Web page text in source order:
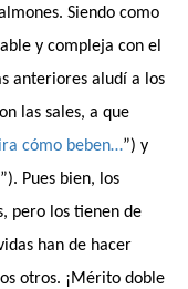
Siendo como
y compleja con el
anteriores aludí a los
las sales, a que
cómo beben…”) y
”). Pues bien, los
pero los tienen de
han de hacer
otros. ¡Mérito doble